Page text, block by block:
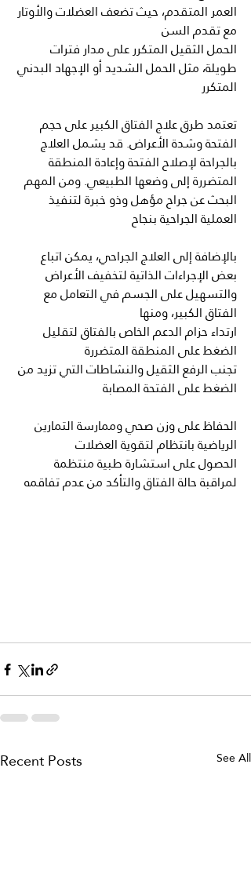
العمر المتقدم، حيث تضعف العضلات والأوتار
مع تقدم السن
الحمل الثقيل المتكرر على مدار فترات
طويلة، مثل الحمل الشديد أو الإجهاد البدني
المتكرر
تعتمد طرق علاج الفتاق الكبير على حجم
الفتحة وشدة الأعراض. قد يشمل العلاج
بالجراحة لإصلاح الفتحة وإعادة المنطقة
المتضررة إلى وضعها الطبيعي. ومن المهم
البحث عن جراح مؤهل وذو خبرة لتنفيذ
العملية الجراحية بنجاح
بالإضافة إلى العلاج الجراحي، يمكن اتباع
بعض الإجراءات الذاتية لتخفيف الأعراض
والتسهيل على الجسم في التعامل مع
الفتاق الكبير، ومنها
ارتداء حزام الدعم الخاص بالفتاق لتقليل
الضغط على المنطقة المتضررة
تجنب الرفع الثقيل والنشاطات التي تزيد من
الضغط على الفتحة المصابة
الحفاظ على وزن صحي وممارسة التمارين
الرياضية بانتظام لتقوية العضلات
الحصول على استشارة طبية منتظمة
لمراقبة حالة الفتاق والتأكد من عدم تفاقمه
Recent Posts See All